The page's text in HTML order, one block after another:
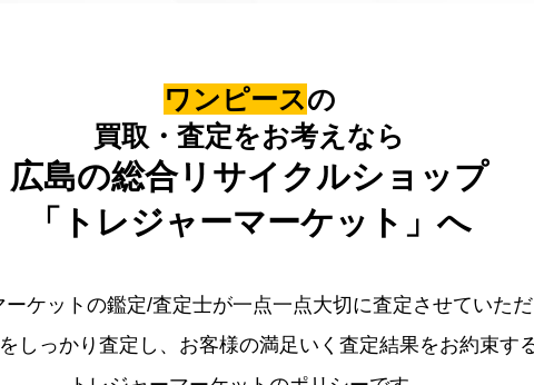
ワンピースの
買取・査定をお考えなら
広島の総合リサイクルショップ
「トレジャーマーケット」へ
ケットの鑑定/査定士が一点一点大切に査定させていただ
しっかり査定し、お客様の満足いく査定結果をお約束す